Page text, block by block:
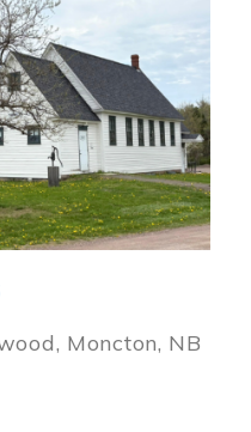
Moncton, NB